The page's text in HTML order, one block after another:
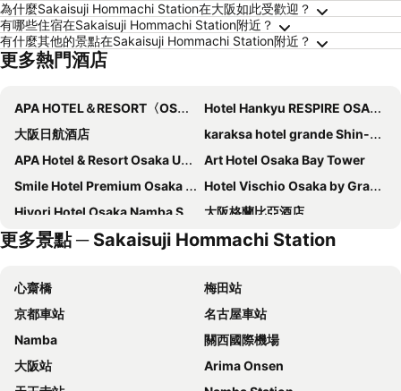
為什麼Sakaisuji Hommachi Station在大阪如此受歡迎？
有哪些住宿在Sakaisuji Hommachi Station附近？
有什麼其他的景點在Sakaisuji Hommachi Station附近？
更多熱門酒店
APA HOTEL＆RESORT〈OSAKA NAMBA EKIMAE TOWER〉
Hotel Hankyu RESPIRE OSAKA
大阪日航酒店
karaksa hotel grande Shin-Osaka Tower
APA Hotel & Resort Osaka Umeda Eki Tower
Art Hotel Osaka Bay Tower
Smile Hotel Premium Osaka Hommachi
Hotel Vischio Osaka by Granvia
Hiyori Hotel Osaka Namba Station
大阪格蘭比亞酒店
APA Hotel & Resort Midosuji Hommachi Ekimae Tower
Centara Grand Hotel Osaka
Candeo Hotels Osaka Namba
相鐵Grand Fresa 大阪難波
Hotel Keihan Namba Grande
KOKO HOTEL Osaka Namba Sennichimae
Dormy Inn Premium Namba Natural Hot Spring
Hotel Intergate Osaka Umeda
Liber Hotel Osaka
OMO7 Osaka by Hoshino Resorts
更多景點 ─ Sakaisuji Hommachi Station
心齋橋
梅田站
京都車站
名古屋車站
Namba
關西國際機場
大阪站
Arima Onsen